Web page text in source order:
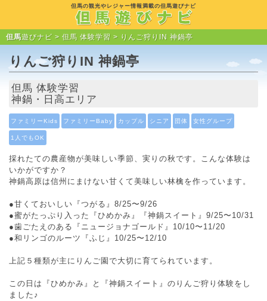
但馬の観光やレジャー情報満載の但馬遊びナビ
但馬遊びナビ > 但馬 体験学習 > りんご狩りIN 神鍋亭
りんご狩りIN 神鍋亭
但馬 体験学習
神鍋・日高エリア
ファミリーKids ファミリーBaby カップル シニア 団体 女性グループ
1人でもOK
採れたての農産物が美味しい季節、実りの秋です。こんな体験は
いかがですか？
神鍋高原は信州にまけない甘くて美味しい林檎を作っています。
●甘くておいしい『つがる』8/25〜9/26
●蜜がたっぷり入った『ひめかみ』『神鍋スイート』9/25〜10/31
●歯ごたえのある『ニュージョナゴールド』10/10〜11/20
●和リンゴのルーツ『ふじ』10/25〜12/10
上記５種類が主にりんご園で大切に育てられています。
この日は『ひめかみ』と『神鍋スイート』のりんご狩り体験をし
ました♪